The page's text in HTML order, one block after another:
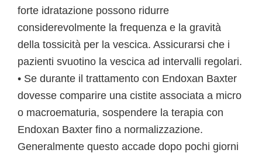
forte idratazione possono ridurre
considerevolmente la frequenza e la gravità
della tossicità per la vescica. Assicurarsi che i
pazienti svuotino la vescica ad intervalli regolari.
• Se durante il trattamento con Endoxan Baxter
dovesse comparire una cistite associata a micro
o macroematuria, sospendere la terapia con
Endoxan Baxter fino a normalizzazione.
Generalmente questo accade dopo pochi giorni